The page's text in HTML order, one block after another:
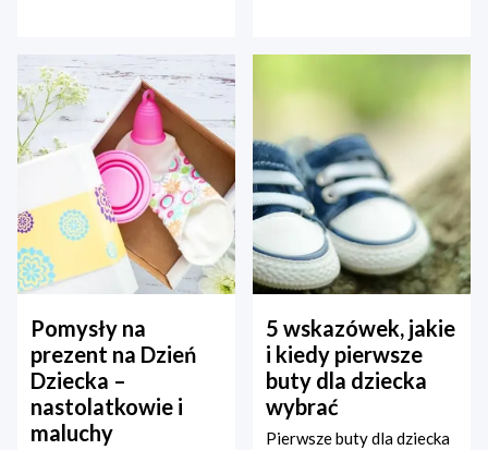
Pomysły na
prezent na Dzień
Dziecka –
nastolatkowie i
maluchy
5 wskazówek, jakie
i kiedy pierwsze
buty dla dziecka
wybrać
Pierwsze buty dla dziecka